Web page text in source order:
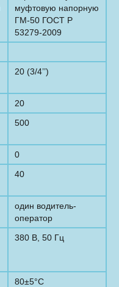
муфтовую напорную
ГМ-50 ГОСТ Р
53279-2009
20 (3/4’’)
20
500
0
40
один водитель-
оператор
380 В, 50 Гц
80±5°С